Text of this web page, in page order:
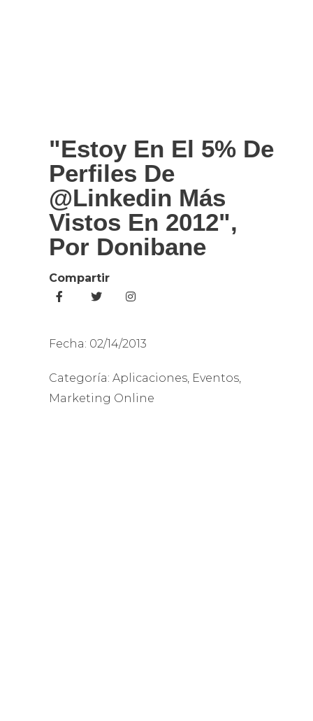
"Estoy En El 5% De
Perfiles De
@Linkedin Más
Vistos En 2012",
Por Donibane
Compartir
Fecha: 02/14/2013
Categoría: Aplicaciones, Eventos,
Marketing Online